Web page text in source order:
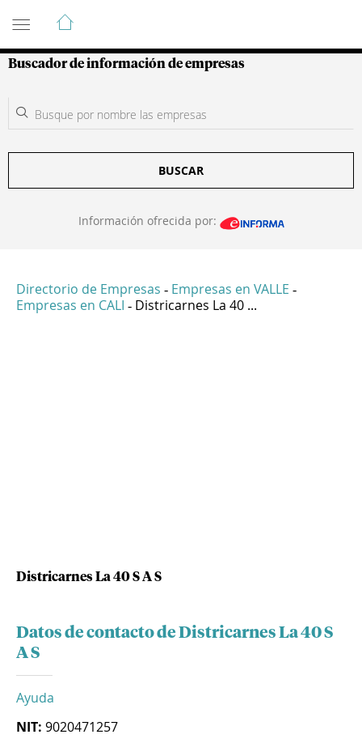
Guía de Empresas Colombianas
Buscador de información de empresas
BUSCAR
Información ofrecida por:
Directorio de Empresas - Empresas en VALLE -
Empresas en CALI - Districarnes La 40 ...
Districarnes La 40 S A S
Datos de contacto de Districarnes La 40 S
A S
Ayuda
NIT: 9020471257